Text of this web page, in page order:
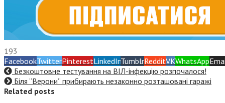
193
FacebookTwitterPinterestLinkedInTumblrRedditVKWhatsApp
Безкоштовне тестування на ВІЛ-інфекцію розпочалося!
Біля “Верони” прибирають незаконно розташовані гаражі
Related posts